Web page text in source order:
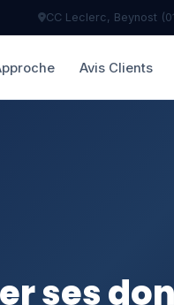
CC Leclerc, Beynost
Avis Clients
ses